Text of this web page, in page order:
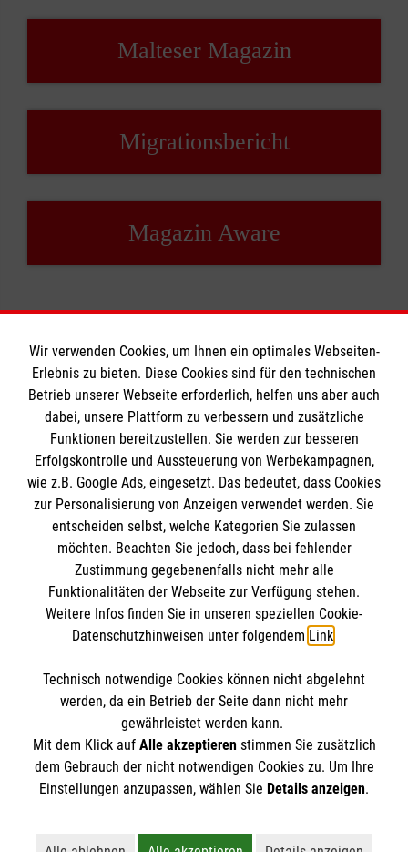
Malteser Magazin
Migrationsbericht
Magazin Aware
Informationen
Impressum
Datenschutz
Kontakt
Barrierefreiheit
Die Malteser
Malteser in Deutschland
Malteserorden
Sharepoint
Spendenkonto
Bank: Pax-Bank für Kirche und Caritas eG
IBAN: DE55 3706 0120 1201 2020 15
BIC: GENODED1PA7
So finden Sie uns
Werner-von-Siemens-Straße 10
86159 Augsburg
Der Malteser Hilfsdienst e.V. ist als eingetragene
Gewerbesteuer befreit.
Wir verwenden Cookies, um Ihnen ein optimales Webseiten-
Erlebnis zu bieten. Diese Cookies sind für den technischen
Betrieb unserer Webseite erforderlich, helfen uns aber auch
dabei, unsere Plattform zu verbessern und zusätzliche
Funktionen bereitzustellen. Sie werden zur besseren
Erfolgskontrolle und Aussteuerung von Werbekampagnen,
wie z.B. Google Ads, eingesetzt. Das bedeutet, dass Cookies
zur Personalisierung von Anzeigen verwendet werden. Sie
entscheiden selbst, welche Kategorien Sie zulassen
möchten. Beachten Sie jedoch, dass bei fehlender
Zustimmung gegebenenfalls nicht mehr alle
Funktionalitäten der Webseite zur Verfügung stehen.
Weitere Infos finden Sie in unseren speziellen Cookie-
Datenschutzhinweisen unter folgendem Link.
Technisch notwendige Cookies können nicht abgelehnt
werden, da ein Betrieb der Seite dann nicht mehr
gewährleistet werden kann.
Mit dem Klick auf Alle akzeptierenstimmen Sie zusätzlich
dem Gebrauch der nicht notwendigen Cookies zu. Um Ihre
Einstellungen anzupassen, wählen Sie Details anzeigen.